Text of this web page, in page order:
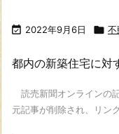
 2022年9月6日  不
都内の新築住宅に対
読売新聞オンラインの
元記事が削除され、リン